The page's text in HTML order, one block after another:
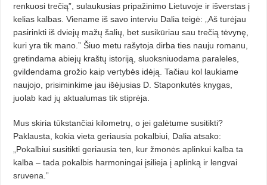
renkuosi trečią”, sulaukusias pripažinimo Lietuvoje ir išverstas į
kelias kalbas. Viename iš savo interviu Dalia teigė: „Aš turėjau
pasirinkti iš dviejų mažų šalių, bet susikūriau sau trečią tėvynę,
kuri yra tik mano.” Šiuo metu rašytoja dirba ties nauju romanu,
gretindama abiejų kraštų istoriją, sluoksniuodama paraleles,
gvildendama grožio kaip vertybės idėją. Tačiau kol laukiame
naujojo, pri­siminkime jau išėjusias D. Stapon­kutės knygas,
juolab kad jų aktualu­mas tik stiprėja.
Mus skiria tūkstančiai kilomet­rų, o jei galėtume susitikti?
Paklaus­ta, kokia vieta geriausia pokalbiui, Da­lia atsako:
„Pokalbiui susitikti ge­riausia ten, kur žmonės aplinkui kal­ba ta
kalba – tada pokalbis harmo­ningai įsilieja į aplinką ir lengvai
sru­vena.”